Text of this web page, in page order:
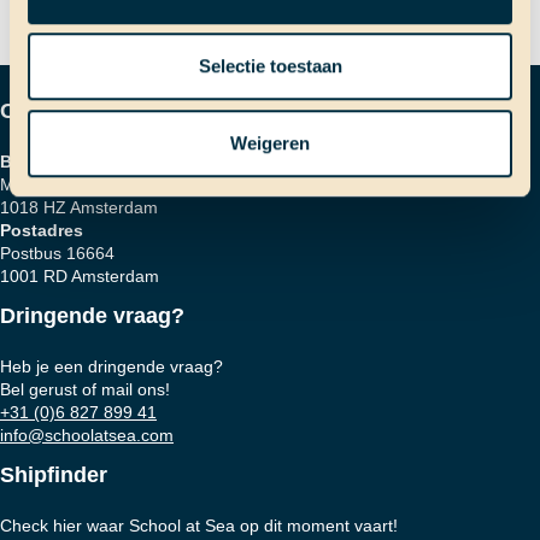
Selectie toestaan
Weigeren
Contactgegevens
Bezoekadres
Marinierskade 59
1018 HZ Amsterdam
Postadres
Postbus 16664
1001 RD Amsterdam
Dringende vraag?
Heb je een dringende vraag?
Bel gerust of mail ons!
+31 (0)6 827 899 41
info@schoolatsea.com
Shipfinder
Check hier waar School at Sea op dit moment vaart!